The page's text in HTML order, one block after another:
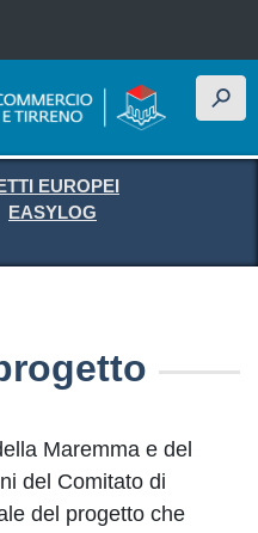
h
EUROPEI
EASYLOG
Maremma e del
del Comitato di
del progetto che